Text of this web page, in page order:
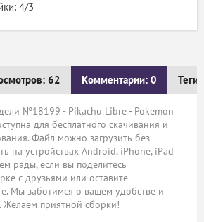
4/3
62 Комментарии: 0 Теги:
№18199 - Pikachu Libre - Pokemon
для бесплатного скачивания и
Файл можно загрузить без
на устройствах Android, iPhone, iPad
рады, если вы поделитесь
с друзьями или оставите
Мы заботимся о вашем удобстве и
Желаем приятной сборки!